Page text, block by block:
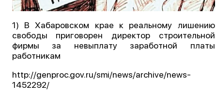
Предложить публикацию
Справочник
API
Политика конфиденциальности
1) В Хабаровском крае к реальному лишению
свободы приговорен директор строительной
фирмы за невыплату заработной платы
работникам
http://genproc.gov.ru/smi/news/archive/news-
1452292/